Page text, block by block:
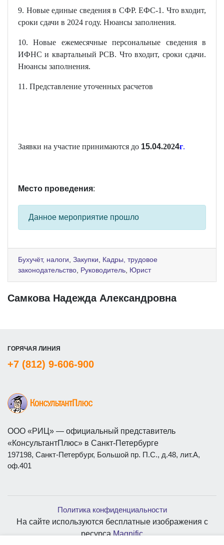
9. Новые единые сведения в СФР. ЕФС-1. Что входит,
сроки сдачи в 2024 году. Нюансы заполнения.
10. Новые ежемесячные персональные сведения в
ИФНС и квартальный РСВ. Что входит, сроки сдачи.
Нюансы заполнения.
11. Представление уточенных расчетов
Заявки на участие принимаются до 15.04.2024г.
Место проведения:
Данное мероприятие прошло
Бухучёт, налоги Закупки
Кадры, трудовое
законодательство Руководитель Юрист
Самкова Надежда Александровна
ГОРЯЧАЯ ЛИНИЯ
+7 (812) 9-606-900
ООО «РИЦ» — официальный представитель
«КонсультантПлюс» в Санкт-Петербурге
197198, Санкт-Петербург, Большой пр. П.С., д.48, лит.А,
оф.401
Политика конфиденциальности
На сайте используются бесплатные изображения с
ресурсаMagnific